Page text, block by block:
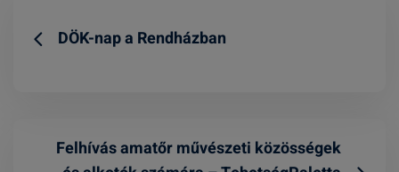
DÖK-nap a Rendházban
Felhívás amatőr művészeti közösségek